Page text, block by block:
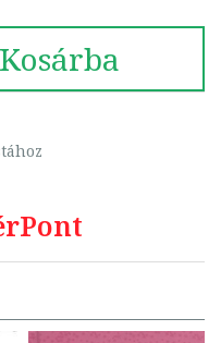
Kosárba